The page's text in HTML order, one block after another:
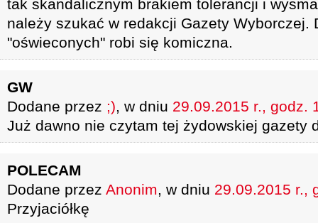
tak skandalicznym brakiem tolerancji i
należy szukać w redakcji Gazety Wyborczej.
"oświeconych" robi się komiczna.
GW
Dodane przez ;), w dniu 29.09.2015 r., godz.
Już dawno nie czytam tej żydowskiej gazety
POLECAM
Dodane przez Anonim, w dniu 29.09.2015 r.,
Przyjaciółkę